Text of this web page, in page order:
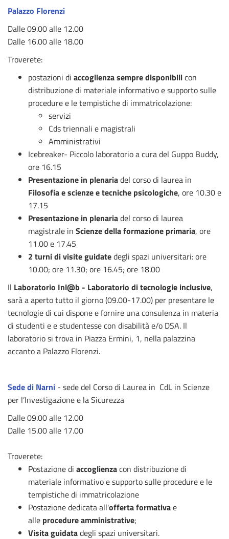
Palazzo Florenzi
Dalle 09.00 alle 12.00
Dalle 16.00 alle 18.00
Troverete:
postazioni di accoglienza sempre disponibilicon
distribuzione di materiale informativo e supporto sulle
procedure e le tempistiche di immatricolazione:
servizi
Cds triennali e magistrali
Amministrativi
Icebreaker- Piccolo laboratorio a cura del Guppo Buddy,
ore 16.15
Presentazione in plenariadel corso di laurea in
Filosofia e scienze e tecniche psicologiche, ore 10.30 e
17.15
Presentazione in plenariadel corso di laurea
magistrale in Scienze della formazione primaria, ore
11.00 e 17.45
2 turni di visite guidatedegli spazi universitari: ore
10.00; ore 11.30; ore 16.45; ore 18.00
Il Laboratorio Inl@b - Laboratorio di tecnologie inclusive,
sarà a aperto tutto il giorno (09.00-17.00) per presentare le
tecnologie di cui dispone e fornire una consulenza in materia
di studenti e e studentesse con disabilità e/o DSA. Il
laboratorio si trova in Piazza Ermini, 1, nella palazzina
accanto a Palazzo Florenzi.
Sede di Narni - sede del Corso di Laurea in CdL in Scienze
per l’Investigazione e la Sicurezza
Dalle 09.00 alle 12.00
Dalle 15.00 alle 17.00
Troverete:
Postazione di accoglienzacon distribuzione di
materiale informativo e supporto sulle procedure e le
tempistiche di immatricolazione
Postazione dedicata all'offerta formativae
alle procedure amministrative;
Visita guidatadegli spazi universitari.